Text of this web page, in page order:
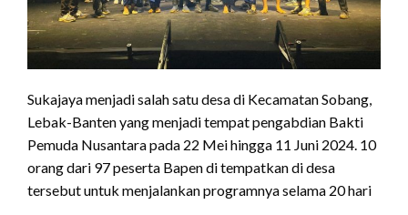
Sukajaya menjadi salah satu desa di Kecamatan Sobang,
Lebak-Banten yang menjadi tempat pengabdian Bakti
Pemuda Nusantara pada 22 Mei hingga 11 Juni 2024. 10
orang dari 97 peserta Bapen di tempatkan di desa
tersebut untuk menjalankan programnya selama 20 hari